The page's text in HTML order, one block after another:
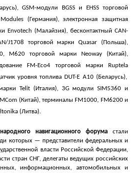
GSM-модули BGSSи EHSS торговой
Modules (Германия), электронная защитная
Envotech (Малайзия), бесконтактный CAN-
J1708 торговой марки Quasar (Польша),
М620 торговой марки Neoway (Китай),
FM-Eco4 торговой марки Ruptela
уровня топлива DUT-E A10 (Беларусь),
Telit (Италия), 3GмодулиSIM5360 и
(Китай), терминалыFM1000, FM6200 и
(Литва).
навигационного форума стали
которых — представители федеральных и
власти Российской Федерации,
стран СНГ, делегаты ведущих российских
информационных, автомобильных и